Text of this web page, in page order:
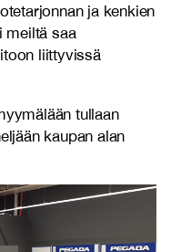
ja kenkien
meiltä saa
liittyvissä
tullaan
kaupan alan